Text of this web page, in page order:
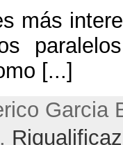
más
[...]
Garcia
,